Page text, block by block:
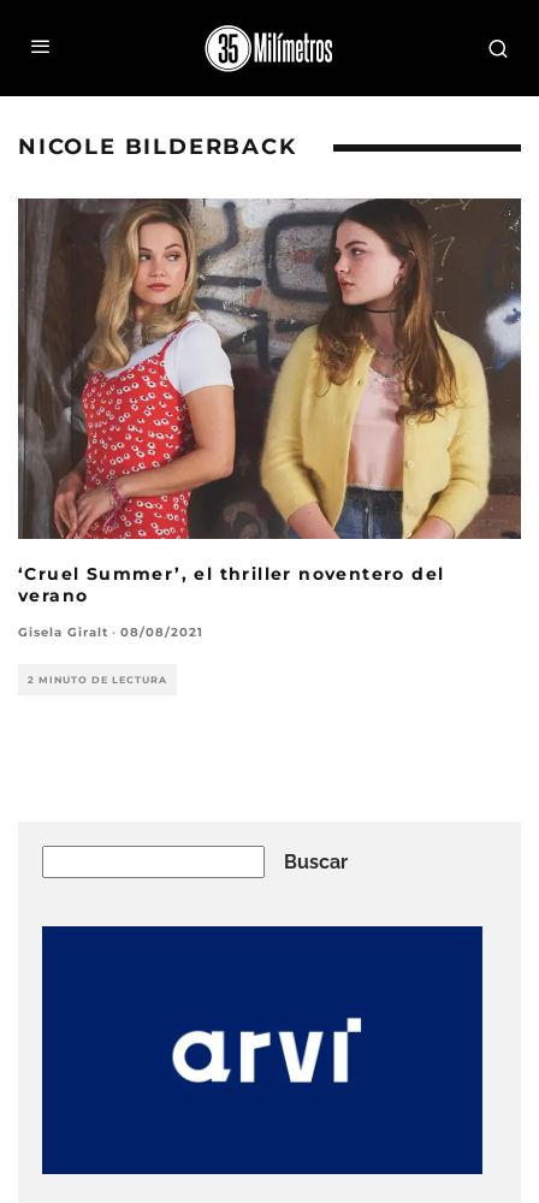
NICOLE BILDERBACK
‘Cruel Summer’, el thriller noventero del
verano
Gisela Giralt · 08/08/2021
2 MINUTO DE LECTURA
Buscar